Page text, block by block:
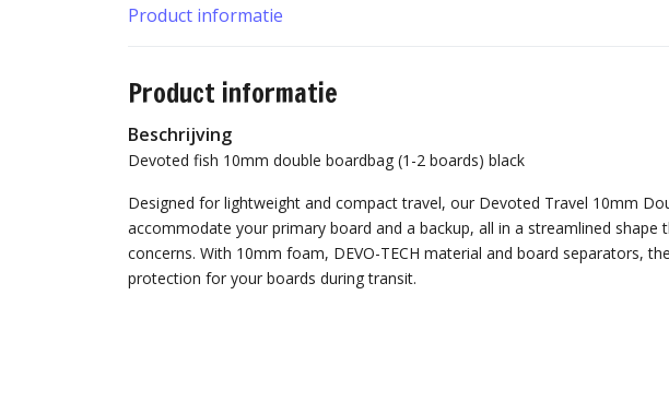
Product informatie
Product informatie
Beschrijving
Devoted fish 10mm double boardbag (1-2 boards) black
Designed for lightweight and compact travel, our Devoted Travel 10mm
accommodate your primary board and a backup, all in a streamlined shape
concerns. With 10mm foam, DEVO-TECH material and board separators,
protection for your boards during transit.